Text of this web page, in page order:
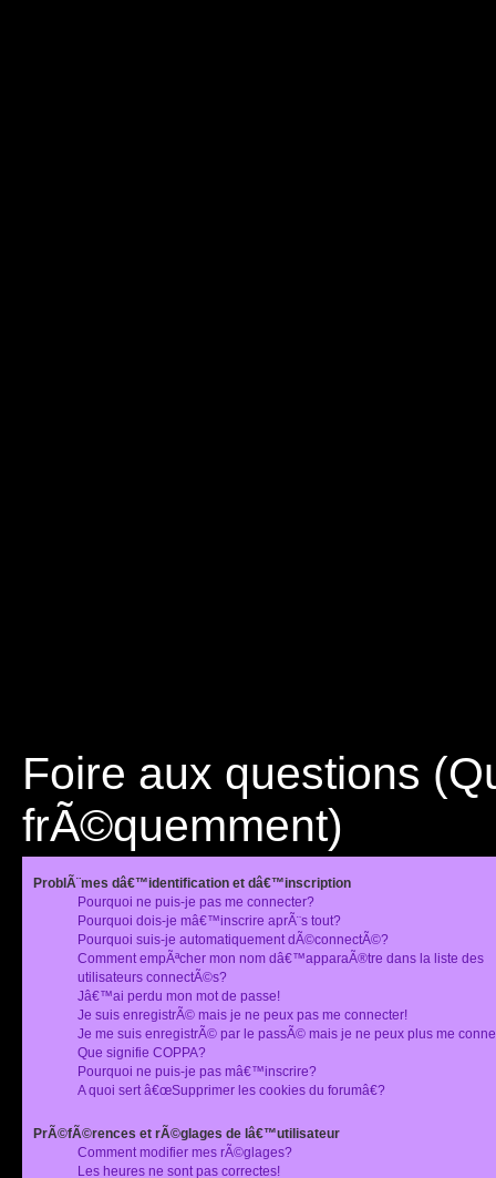
Foire aux questions
frÃ©quemment)
ProblÃ¨mes dâ€™identification et dâ€™inscription
Pourquoi ne puis-je pas me connecter?
Pourquoi dois-je mâ€™inscrire aprÃ¨s tout?
Pourquoi suis-je automatiquement dÃ©connectÃ©?
Comment empÃªcher mon nom dâ€™apparaÃ®tre dans la liste des
utilisateurs connectÃ©s?
Jâ€™ai perdu mon mot de passe!
Je suis enregistrÃ© mais je ne peux pas me connecter!
Je me suis enregistrÃ© par le passÃ© mais je ne peux plus me
Que signifie COPPA?
Pourquoi ne puis-je pas mâ€™inscrire?
A quoi sert â€œSupprimer les cookies du forumâ€?
PrÃ©fÃ©rences et rÃ©glages de lâ€™utilisateur
Comment modifier mes rÃ©glages?
Les heures ne sont pas correctes!